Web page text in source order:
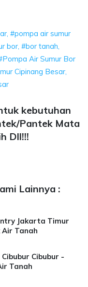
#pompa air sumur
bor, #bor tanah,
Air Sumur Bor
Cipinang Besar,
kebutuhan
Pantek Mata
Dll!!!
Lainnya :
Jakarta Timur
Tanah
Cibubur -
Tanah